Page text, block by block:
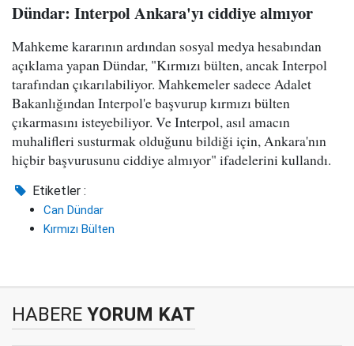
Dündar: Interpol Ankara'yı ciddiye almıyor
Mahkeme kararının ardından sosyal medya hesabından
açıklama yapan Dündar, "Kırmızı bülten, ancak Interpol
tarafından çıkarılabiliyor. Mahkemeler sadece Adalet
Bakanlığından Interpol'e başvurup kırmızı bülten
çıkarmasını isteyebiliyor. Ve Interpol, asıl amacın
muhalifleri susturmak olduğunu bildiği için, Ankara'nın
hiçbir başvurusunu ciddiye almıyor" ifadelerini kullandı.
Etiketler :
Can Dündar
Kırmızı Bülten
HABERE YORUM KAT